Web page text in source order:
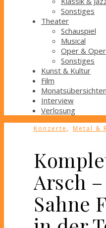
Sonstiges
Theater
Schauspiel
Musical
Oper &
Sonstiges
Kunst & Kultur
Film
Monatsübersichten
Interview
Verlosung
Konzerte , Metal &
Arsch
Sahne